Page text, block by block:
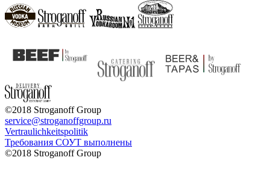
©2018 Stroganoff Group
service@stroganoffgroup.ru
Vertraulichkeitspolitik
Требования СОУТ выполнены
©2018 Stroganoff Group